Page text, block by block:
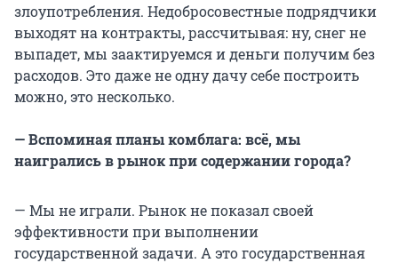
злоупотребления. Недобросовестные подрядчики
выходят на контракты, рассчитывая: ну, снег не
выпадет, мы заактируемся и деньги получим без
расходов. Это даже не одну дачу себе построить
можно, это несколько.
— Вспоминая планы комблага: всё, мы
наигрались в рынок при содержании города?
— Мы не играли. Рынок не показал своей
эффективности при выполнении
государственной задачи. А это государственная